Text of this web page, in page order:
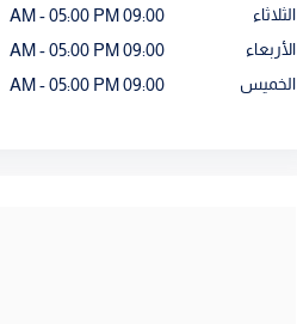
الثلاثاء 09:00 AM - 05:00 PM
الأربعاء 09:00 AM - 05:00 PM
الخميس 09:00 AM - 05:00 PM